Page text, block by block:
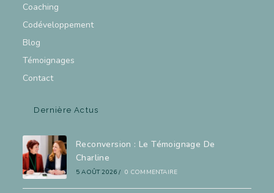
Coaching
Codéveloppement
Blog
Témoignages
Contact
Dernière Actus
Reconversion : Le Témoignage De
Charline
5 AOÛT 2026 / 0 COMMENTAIRE